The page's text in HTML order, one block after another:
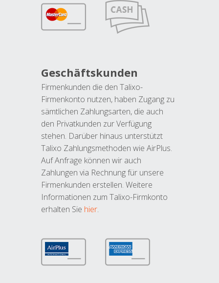
Geschäftskunden
Firmenkunden die den Talixo-
Firmenkonto nutzen, haben Zugang zu
sämtlichen Zahlungsarten, die auch
den Privatkunden zur Verfügung
stehen. Darüber hinaus unterstützt
Talixo Zahlungsmethoden wie AirPlus.
Auf Anfrage können wir auch
Zahlungen via Rechnung für unsere
Firmenkunden erstellen. Weitere
Informationen zum Talixo-Firmkonto
erhalten Sie hier.